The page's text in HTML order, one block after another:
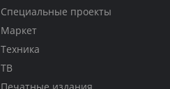
Специальные проекты
Маркет
Техника
ТВ